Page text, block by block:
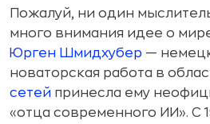
Пожалуй, ни один
много внимания идее о
Юрген Шмидхубер —
новаторская работа в
сетей принесла ему
«отца современного ИИ». С